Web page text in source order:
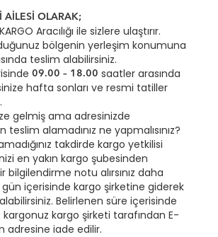
AİLESİ OLARAK;
Aracılığı ile sizlere ulaştırır.
bölgenin yerleşim konumuna
teslim alabilirsiniz.
09.00 – 18.00 saatler arasında
hafta sonları ve resmi tatiller
gelmiş ama adresinizde
teslim alamadınız ne yapmalısınız?
takdirde kargo yetkilisi
en yakın kargo şubesinden
bilgilendirme notu alırsınız daha
içerisinde kargo şirketine giderek
Belirlenen süre içerisinde
kargonuz kargo şirketi tarafından E-
adresine iade edilir.